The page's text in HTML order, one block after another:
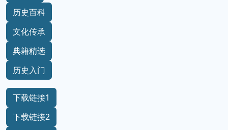
历史百科
文化传承
典籍精选
历史入门
下载链接1
下载链接2